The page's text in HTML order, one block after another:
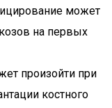
может
на первых
произойти при
костного